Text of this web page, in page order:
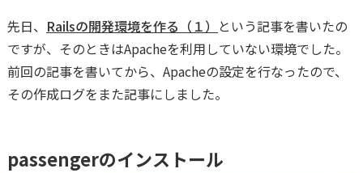
先日、 Railsの開発環境を作る（１） という記事を書いたの
ですが、そのときはApacheを利用していない環境でした。
前回の記事を書いてから、Apacheの設定を行なったので、
その作成ログをまた記事にしました。
passengerのインストール